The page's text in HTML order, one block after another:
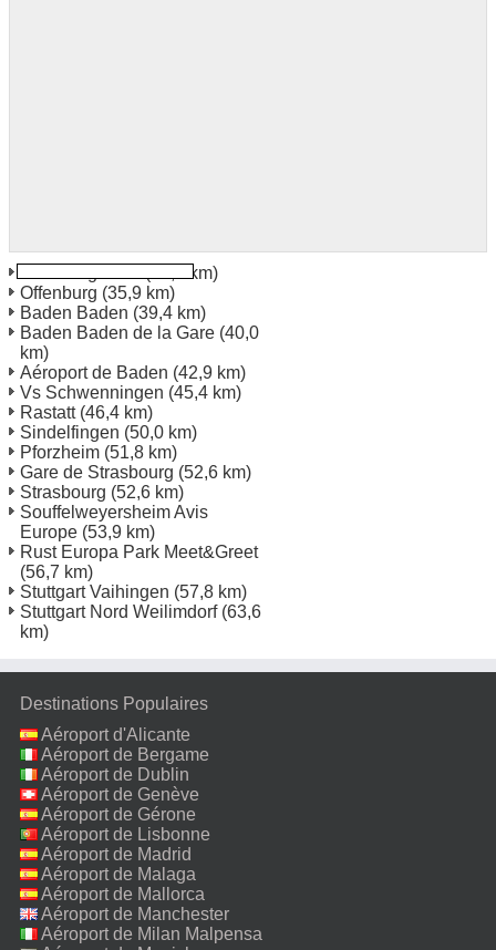
(35,5 km)
Offenburg (35,9 km)
Baden Baden (39,4 km)
Baden Baden de la Gare (40,0
km)
Aéroport de Baden (42,9 km)
Vs Schwenningen (45,4 km)
Rastatt(46,4 km)
Sindelfingen (50,0 km)
Pforzheim (51,8 km)
Gare de Strasbourg (52,6 km)
Strasbourg (52,6 km)
Souffelweyersheim Avis
Europe (53,9 km)
Rust Europa Park Meet&Greet
(56,7 km)
Stuttgart Vaihingen (57,8 km)
Stuttgart Nord Weilimdorf(63,6
km)
Destinations Populaires
Aéroport d'Alicante
Aéroport de Bergame
Aéroport de Dublin
Aéroport de Genève
Aéroport de Gérone
Aéroport de Lisbonne
Aéroport de Madrid
Aéroport de Malaga
Aéroport de Mallorca
Aéroport de Manchester
Aéroport de Milan Malpensa